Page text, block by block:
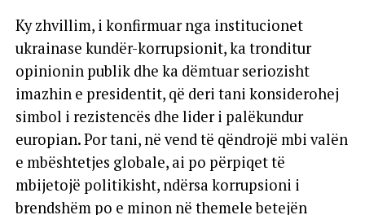
Ky zhvillim, i konfirmuar nga institucionet
ukrainase kundër-korrupsionit, ka tronditur
opinionin publik dhe ka dëmtuar seriozisht
imazhin e presidentit, që deri tani konsiderohej
simbol i rezistencës dhe lider i palëkundur
europian. Por tani, në vend të qëndrojë mbi valën
e mbështetjes globale, ai po përpiqet të
mbijetojë politikisht, ndërsa korrupsioni i